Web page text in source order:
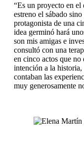
“Es un proyecto en el
estreno el sábado
protagonista de una
idea germinó hará
son mis amigas e
consultó con una
en cinco actos que
intención a la historia,
contaban las
muy generosamente